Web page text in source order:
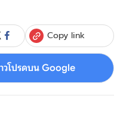
Copy link
วโปรดบน Google